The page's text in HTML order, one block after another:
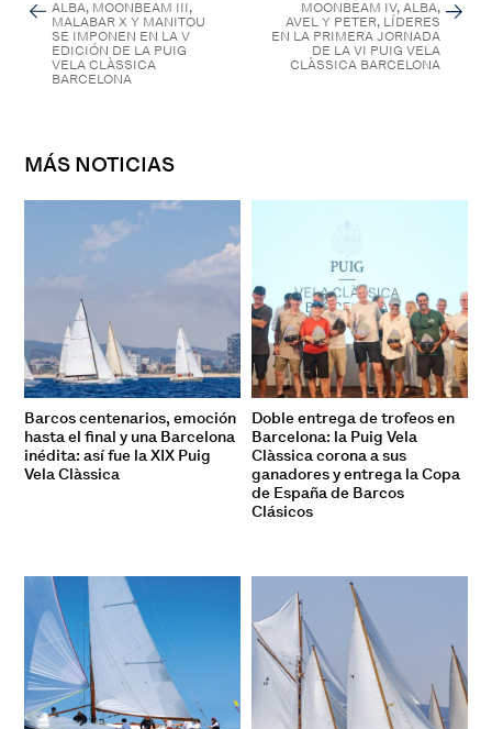
ALBA, MOONBEAM III,
MALABAR X Y MANITOU
SE IMPONEN EN LA V
EDICIÓN DE LA PUIG
VELA CLÀSSICA
BARCELONA
MOONBEAM IV, ALBA,
AVEL Y PETER, LÍDERES
EN LA PRIMERA JORNADA
DE LA VI PUIG VELA
CLÀSSICA BARCELONA
MÁS NOTICIAS
Barcos centenarios, emoción
hasta el final y una Barcelona
inédita: así fue la XIX Puig
Vela Clàssica
Doble entrega de trofeos en
Barcelona: la Puig Vela
Clàssica corona a sus
ganadores y entrega la Copa
de España de Barcos
Clásicos